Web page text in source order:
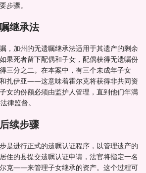
步骤。
继承法
，加州的无遗嘱继承法适用于其遗产的剩余
果死者留下配偶和子女，配偶获得无遗嘱份
三分之二。在本案中，有三个未成年子女
扎伊亚——这意味着霍尔克将获得非共同资
女的份额必须由监护人管理，直到他们年满
律监督。
续步骤
是进行正式的遗嘱认证程序，以管理遗产的
住的县提交遗嘱认证申请，法官将指定一名
克——来管理子女继承的资产。这个过程可